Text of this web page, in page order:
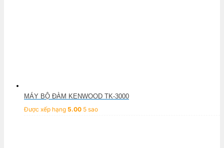
MÁY BỘ ĐÀM KENWOOD TK-3000
Được xếp hạng 5.00 5 sao